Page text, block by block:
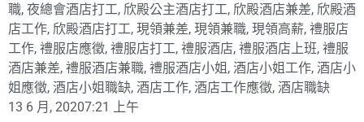
職, 夜總會酒店打工, 欣殿公主酒店打工, 欣殿酒店兼差, 欣殿酒
店工作, 欣殿酒店打工, 現領兼差, 現領兼職, 現領高薪, 禮服店
工作, 禮服店應徵, 禮服店打工, 禮服酒店, 禮服酒店上班, 禮服
酒店兼差, 禮服酒店兼職, 禮服酒店小姐 , 酒店小姐工作, 酒店小
姐應徵, 酒店小姐職缺, 酒店工作, 酒店工作應徵, 酒店職缺
13 6 月, 20207:21 上午